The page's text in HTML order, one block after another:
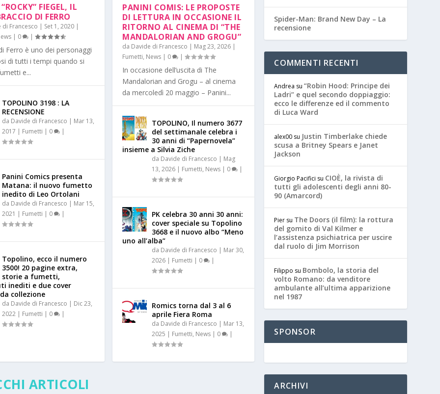
FIEGEL, IL
DI FERRO
di Francesco | Set 1, 2020 |
| 0 |
Ferro è uno dei personaggi
di tutti i tempi quando si
e...
TOPOLINO 3198 : LA
RECENSIONE
da Davide di Francesco | Mar 13,
2017 | Fumetti | 0 |
Panini Comics presenta
Matana: il nuovo fumetto
inedito di Leo Ortolani
da Davide di Francesco | Mar 15,
2021 | Fumetti | 0 |
Topolino, ecco il numero
3500! 20 pagine extra,
storie a fumetti,
inediti e due cover
collezione
da Davide di Francesco | Dic 23,
2022 | Fumetti | 0 |
PANINI COMIS: LE PROPOSTE
DI LETTURA IN OCCASIONE IL
RITORNO AL CINEMA DI “THE
MANDALORIAN AND GROGU”
da Davide di Francesco | Mag 23, 2026 |
Fumetti, News | 0 |
In occasione dell’uscita di The
Mandalorian and Grogu – al cinema
da mercoledì 20 maggio – Panini...
TOPOLINO, Il numero 3677
del settimanale celebra i
30 anni di “Papernovela”
insieme a Silvia Ziche
da Davide di Francesco | Mag
13, 2026 | Fumetti, News | 0 |
PK celebra 30 anni 30 anni:
cover speciale su Topolino
3668 e il nuovo albo “Meno
uno all’alba”
da Davide di Francesco | Mar 30,
2026 | Fumetti | 0 |
Romics torna dal 3 al 6
aprile Fiera Roma
da Davide di Francesco | Mar 13,
2025 | Fumetti, News | 0 |
ARTICOLI
Spider-Man: Brand New Day – La
recensione
COMMENTI RECENTI
Andrea su“Robin Hood: Principe dei
Ladri” e quel secondo doppiaggio:
ecco le differenze ed il commento
di Luca Ward
alex00 su Justin Timberlake chiede
scusa a Britney Spears e Janet
Jackson
Giorgio Pacifici su CIOÈ, la rivista di
tutti gli adolescenti degli anni 80-
90 (Amarcord)
Pier su The Doors (il film): la rottura
del gomito di Val Kilmer e
l’assistenza psichiatrica per uscire
dal ruolo di Jim Morrison
Filippo su Bombolo, la storia del
volto Romano: da venditore
ambulante all’ultima apparizione
nel 1987
SPONSOR
ARCHIVI